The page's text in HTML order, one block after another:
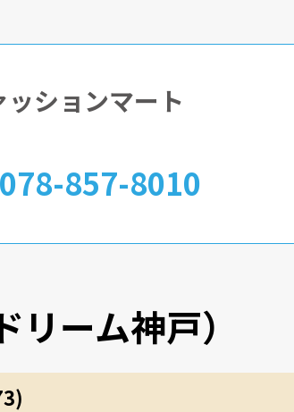
ションマート
857-8010
ーム神戸）